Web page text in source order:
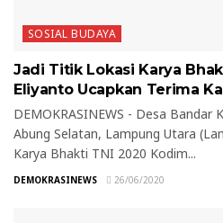
SOSIAL BUDAYA
Jadi Titik Lokasi Karya
Eliyanto Ucapkan Terima
DEMOKRASINEWS - Desa Bandar
Abung Selatan, Lampung Utara
Karya Bhakti TNI 2020 Kodim...
DEMOKRASINEWS 26/06/2020